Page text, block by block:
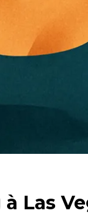
Las